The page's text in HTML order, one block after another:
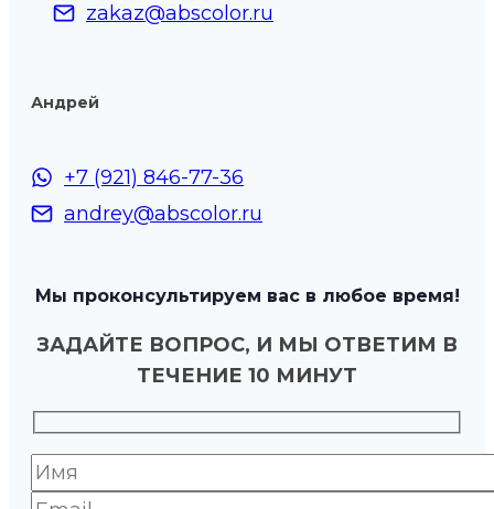
zakaz@abscolor.ru
Андрей
+7 (921) 846-77-36
andrey@abscolor.ru
Мы проконсультируем вас в любое время!
ЗАДАЙТЕ ВОПРОС, И МЫ ОТВЕТИМ В
ТЕЧЕНИЕ 10 МИНУТ